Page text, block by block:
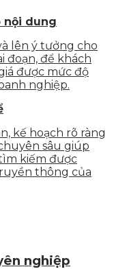
nội dung
lên ý tưởng cho
đoạn, để khách
được mức độ
nghiệp.
kế hoạch rõ ràng
sâu giúp
kiếm được
thông của
nghiệp